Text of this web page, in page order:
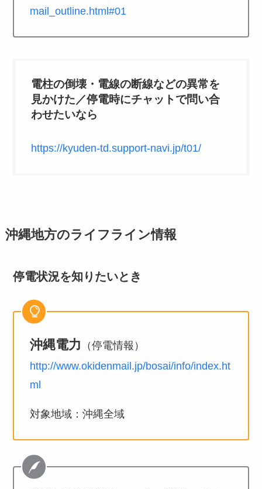
mail_outline.html#01
電柱の倒壊・電線の断線などの異常を
見かけた／停電時にチャットで問い合
わせたいなら
https://kyuden-td.support-navi.jp/t01/
沖縄地方のライフライン情報
停電状況を知りたいとき
沖縄電力
（停電情報）
http://www.okidenmail.jp/bosai/info/index.ht
ml
対象地域：沖縄全域